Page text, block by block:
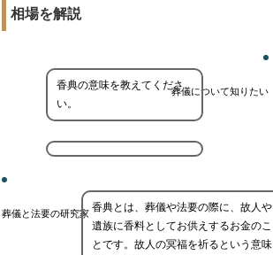
相場を解説
葬儀について知りたい
香典の意味を教えてくださ
い。
葬儀と法要の研究家 香典とは、葬儀や法要の際に、故人や
遺族に香料としてお供えするお金のこ
とです。故人の冥福を祈るという意味